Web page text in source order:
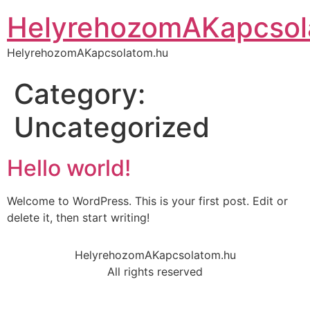
HelyrehozomAKapcsolatom.hu
Category:
Uncategorized
Hello world!
Welcome to WordPress. This is your first post. Edit or
delete it, then start writing!
HelyrehozomAKapcsolatom.hu
All rights reserved